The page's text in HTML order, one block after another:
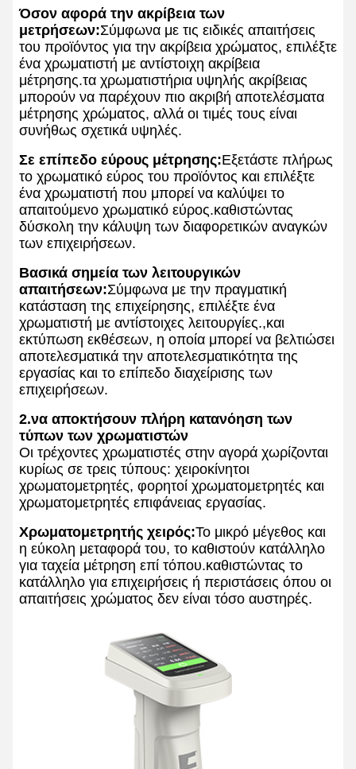
Όσον αφορά την ακρίβεια των
μετρήσεων:Σύμφωνα με τις ειδικές απαιτήσεις
του προϊόντος για την ακρίβεια χρώματος, επιλέξτε
ένα χρωματιστή με αντίστοιχη ακρίβεια
μέτρησης.τα χρωματιστήρια υψηλής ακρίβειας
μπορούν να παρέχουν πιο ακριβή αποτελέσματα
μέτρησης χρώματος, αλλά οι τιμές τους είναι
συνήθως σχετικά υψηλές.
Σε επίπεδο εύρους μέτρησης:Εξετάστε πλήρως
το χρωματικό εύρος του προϊόντος και επιλέξτε
ένα χρωματιστή που μπορεί να καλύψει το
απαιτούμενο χρωματικό εύρος.καθιστώντας
δύσκολη την κάλυψη των διαφορετικών αναγκών
των επιχειρήσεων.
Βασικά σημεία των λειτουργικών
απαιτήσεων:Σύμφωνα με την πραγματική
κατάσταση της επιχείρησης, επιλέξτε ένα
χρωματιστή με αντίστοιχες λειτουργίες.,και
εκτύπωση εκθέσεων, η οποία μπορεί να βελτιώσει
αποτελεσματικά την αποτελεσματικότητα της
εργασίας και το επίπεδο διαχείρισης των
επιχειρήσεων.
2.να αποκτήσουν πλήρη κατανόηση των
τύπων των χρωματιστών
Οι τρέχοντες χρωματιστές στην αγορά χωρίζονται
κυρίως σε τρεις τύπους: χειροκίνητοι
χρωματομετρητές, φορητοί χρωματομετρητές και
χρωματομετρητές επιφάνειας εργασίας.
Χρωματομετρητής χειρός:Το μικρό μέγεθος και
η εύκολη μεταφορά του, το καθιστούν κατάλληλο
για ταχεία μέτρηση επί τόπου.καθιστώντας το
κατάλληλο για επιχειρήσεις ή περιστάσεις όπου οι
απαιτήσεις χρώματος δεν είναι τόσο αυστηρές.